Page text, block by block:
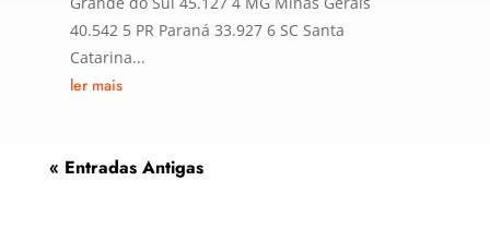
40.542 5 PR Paraná 33.927 6 SC Santa
Catarina...
ler mais
« Entradas Antigas